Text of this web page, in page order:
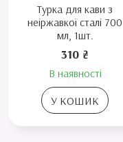
Турка для кави з
неіржавкої сталі 700
мл, 1шт.
310 ₴
В наявності
У КОШИК